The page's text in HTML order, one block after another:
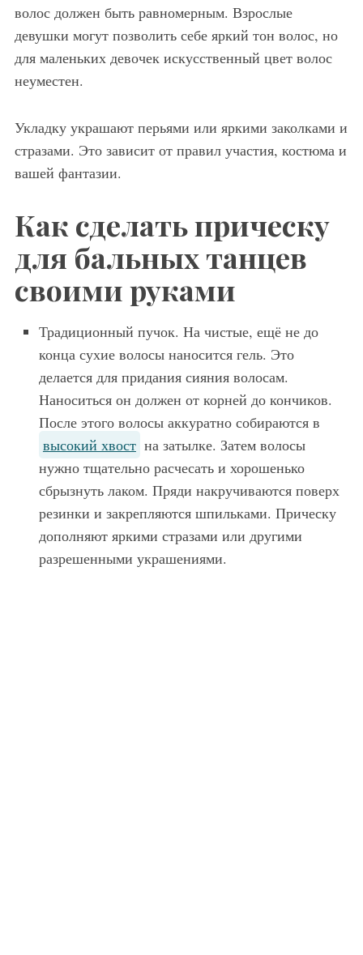
волос должен быть равномерным. Взрослые
девушки могут позволить себе яркий тон волос, но
для маленьких девочек искусственный цвет волос
неуместен.
Укладку украшают перьями или яркими заколками и
стразами. Это зависит от правил участия, костюма и
вашей фантазии.
Как сделать прическу
для бальных танцев
своими руками
Традиционный пучок. На чистые, ещё не до
конца сухие волосы наносится гель. Это
делается для придания сияния волосам.
Наноситься он должен от корней до кончиков.
После этого волосы аккуратно собираются в
высокий хвост на затылке. Затем волосы
нужно тщательно расчесать и хорошенько
сбрызнуть лаком. Пряди накручиваются поверх
резинки и закрепляются шпильками. Прическу
дополняют яркими стразами или другими
разрешенными украшениями.